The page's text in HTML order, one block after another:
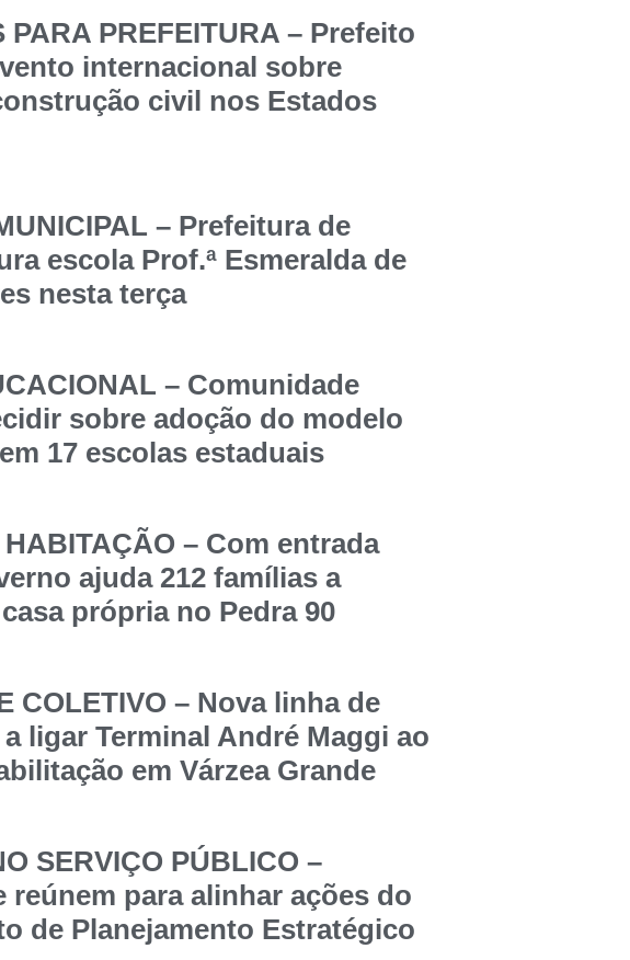
PARA PREFEITURA – Prefeito
internacional sobre
civil nos Estados
– Prefeitura de
escola Prof.ª Esmeralda de
nesta terça
– Comunidade
sobre adoção do modelo
17 escolas estaduais
– Com entrada
ajuda 212 famílias a
própria no Pedra 90
COLETIVO – Nova linha de
ligar Terminal André Maggi ao
em Várzea Grande
SERVIÇO PÚBLICO –
reúnem para alinhar ações do
de Planejamento Estratégico